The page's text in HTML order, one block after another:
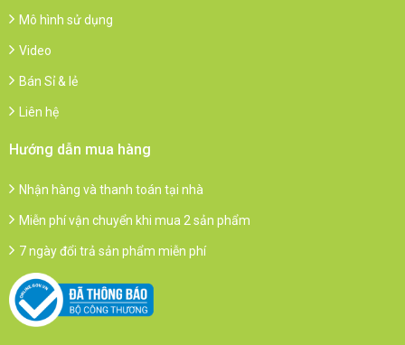
Mô hình sử dụng
Video
Bán Sỉ & lẻ
Liên hệ
Hướng dẫn mua hàng
Nhận hàng và thanh toán tại nhà
Miễn phí vận chuyển khi mua 2 sản phẩm
7 ngày đổi trả sản phẩm miễn phí